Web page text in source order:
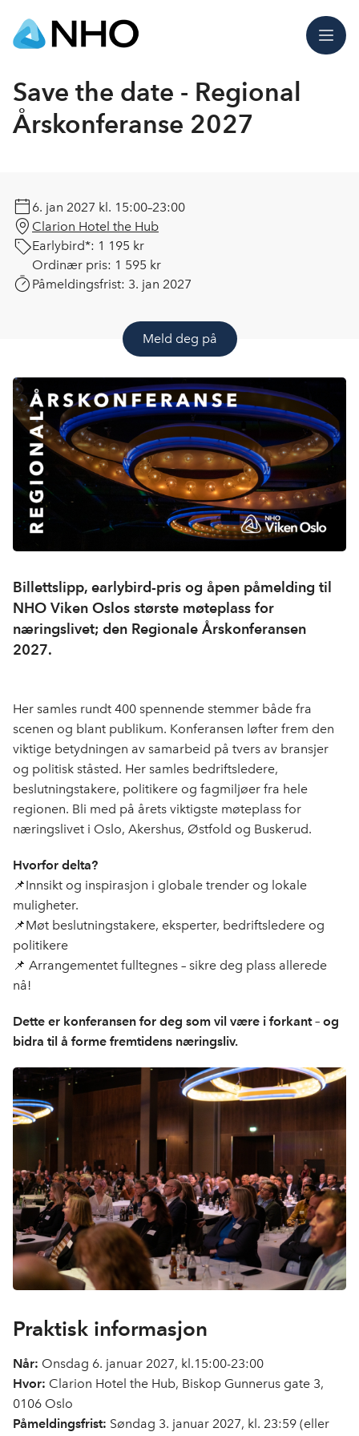
Meny
Save the date - Regional
Årskonferanse 2027
6. jan 2027 kl. 15:00–23:00
Clarion Hotel the Hub
Earlybird*: 1 195 kr
Ordinær pris: 1 595 kr
Påmeldingsfrist: 3. jan 2027
Meld deg på
Billettslipp, earlybird-pris og åpen påmelding til
NHO Viken Oslos største møteplass for
næringslivet; den Regionale Årskonferansen
2027.
Her samles rundt 400 spennende stemmer både fra
scenen og blant publikum. Konferansen løfter frem den
viktige betydningen av samarbeid på tvers av bransjer
og politisk ståsted. Her samles bedriftsledere,
beslutningstakere, politikere og fagmiljøer fra hele
regionen. Bli med på årets viktigste møteplass for
næringslivet i Oslo, Akershus, Østfold og Buskerud.
Hvorfor delta?
📌Innsikt og inspirasjon i globale trender og lokale
muligheter.
📌Møt beslutningstakere, eksperter, bedriftsledere og
politikere
📌 Arrangementet fulltegnes – sikre deg plass allerede
nå!
Dette er konferansen for deg som vil være i forkant – og
bidra til å forme fremtidens næringsliv.
Praktisk informasjon
Når: Onsdag 6. januar 2027, kl.15:00-23:00
Hvor: Clarion Hotel the Hub, Biskop Gunnerus gate 3,
0106 Oslo
Påmeldingsfrist: Søndag 3. januar 2027, kl. 23:59 (eller